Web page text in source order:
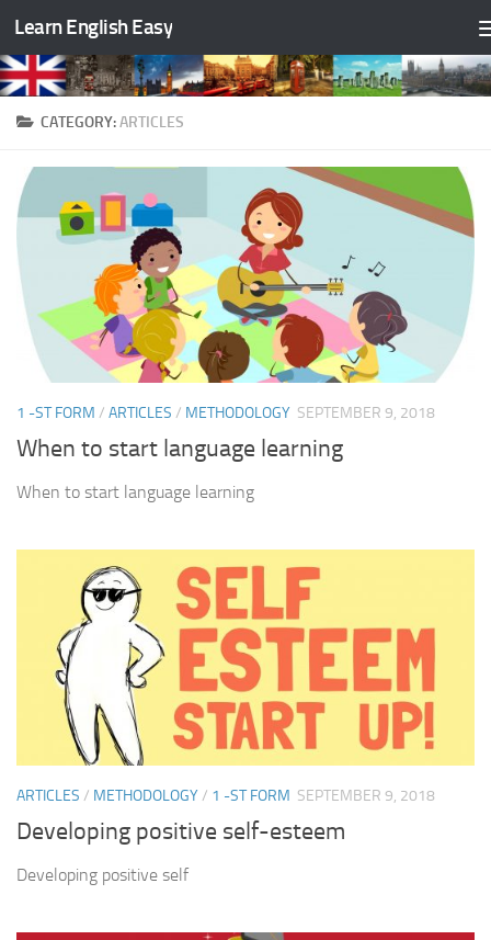
Skip to content
Learn English Easy
CATEGORY:ARTICLES
1 -ST FORM / ARTICLES / METHODOLOGY SEPTEMBER 9, 2018
When to start language learning
When to start language learning
ARTICLES / METHODOLOGY/ 1 -ST FORM SEPTEMBER 9, 2018
Developing positive self-esteem
Developing positive self